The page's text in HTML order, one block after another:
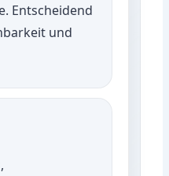
Entscheidend
und